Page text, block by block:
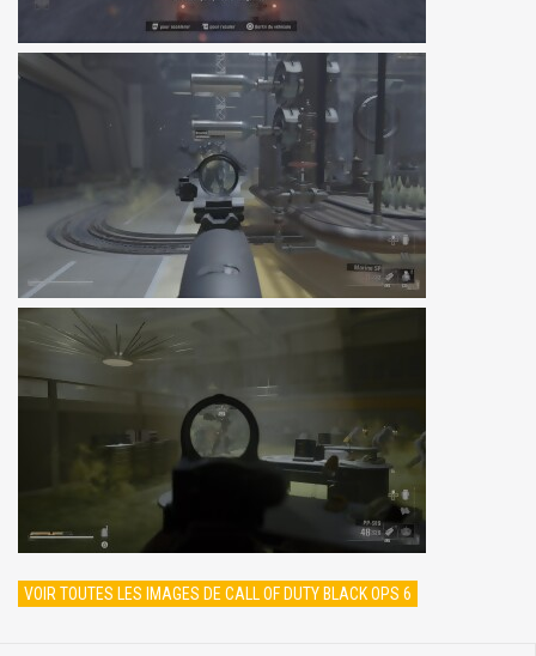
VOIR TOUTES LES IMAGES DE CALL OF DUTY BLACK OPS 6